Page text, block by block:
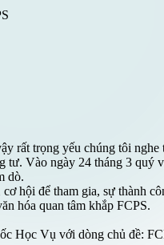
rất trọng yếu chúng tôi
Vào ngày 24 tháng 3 quý
dò.
hội để tham gia, sự thành
hóa quan tâm khắp FCPS.
Học Vụ với dòng chủ đề: